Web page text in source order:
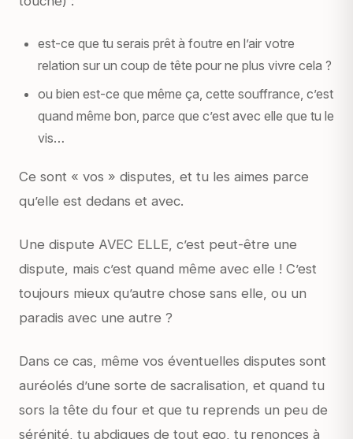
est-ce que tu serais prêt à foutre en l’air votre
relation sur un coup de tête pour ne plus vivre cela ?
ou bien est-ce que même ça, cette souffrance, c’est
quand même bon, parce que c’est avec elle que tu le
vis…
Ce sont « vos » disputes, et tu les aimes parce
qu’elle est dedans et avec.
Une dispute AVEC ELLE, c’est peut-être une
dispute, mais c’est quand même avec elle ! C’est
toujours mieux qu’autre chose sans elle, ou un
paradis avec une autre ?
Dans ce cas, même vos éventuelles disputes sont
auréolés d’une sorte de sacralisation, et quand tu
sors la tête du four et que tu reprends un peu de
sérénité, tu abdiques de tout ego, tu renonces à